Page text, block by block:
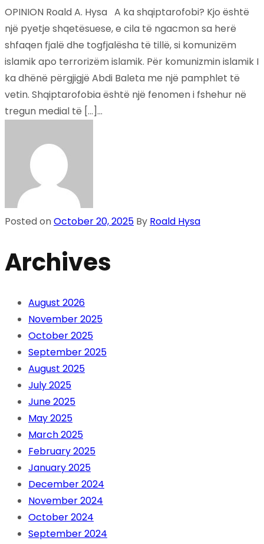
OPINION Roald A. Hysa A ka shqiptarofobi? Kjo është
një pyetje shqetësuese, e cila të ngacmon sa herë
shfaqen fjalë dhe togfjalësha të tillë, si komunizëm
islamik apo terrorizëm islamik. Për komunizmin islamik I
ka dhënë përgjigjë Abdi Baleta me një pamphlet të
vetin. Shqiptarofobia është një fenomen i fshehur në
tregun medial të […]...
Posted onOctober 20, 2025 By Roald Hysa
Archives
August 2026
November 2025
October 2025
September 2025
August 2025
July 2025
June 2025
May 2025
March 2025
February 2025
January 2025
December 2024
November 2024
October 2024
September 2024